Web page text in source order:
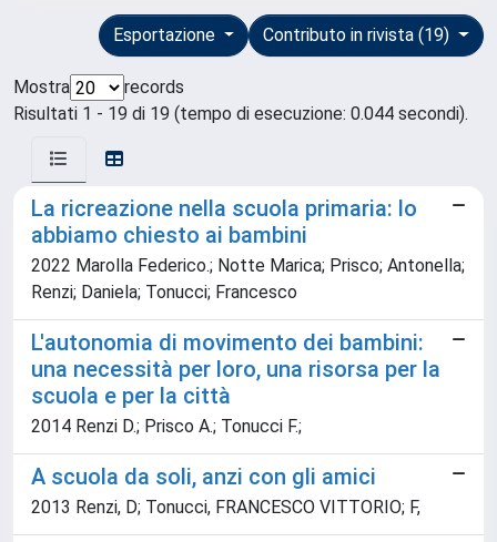
Contributo in rivista (19)
Esportazione
Mostra
records
Risultati 1 - 19 di 19 (tempo di esecuzione: 0.044 secondi).
La ricreazione nella scuola primaria: lo
abbiamo chiesto ai bambini
2022 Marolla Federico.; Notte Marica; Prisco; Antonella;
Renzi; Daniela; Tonucci; Francesco
L'autonomia di movimento dei bambini:
una necessità per loro, una risorsa per la
scuola e per la città
2014 Renzi D.; Prisco A.; Tonucci F.;
A scuola da soli, anzi con gli amici
2013 Renzi, D; Tonucci, FRANCESCO VITTORIO; F,